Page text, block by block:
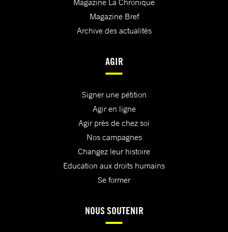
Magazine La Chronique
Magazine Bref
Archive des actualités
AGIR
Signer une pétition
Agir en ligne
Agir près de chez soi
Nos campagnes
Changez leur histoire
Education aux droits humains
Se former
NOUS SOUTENIR